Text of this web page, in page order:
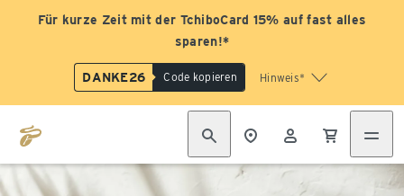
Für kurze Zeit mit der TchiboCard 15% auf fast alles
sparen!*
DANKE26 Code kopieren Hinweis*